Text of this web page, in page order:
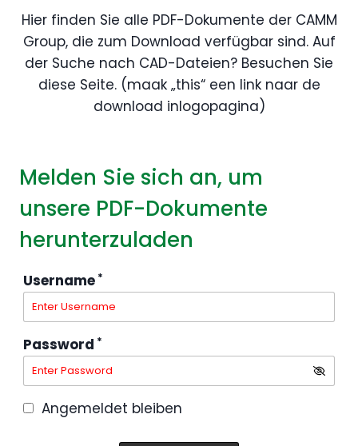
Hier finden Sie alle PDF-Dokumente der CAMM
Group, die zum Download verfügbar sind. Auf
der Suche nach CAD-Dateien? Besuchen Sie
diese Seite. (maak „this“ een link naar de
download inlogopagina)
Melden Sie sich an, um
unsere PDF-Dokumente
herunterzuladen
Username *
Password *
Angemeldet bleiben